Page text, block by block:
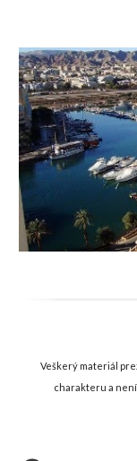
Veškerý materiál
charakteru a